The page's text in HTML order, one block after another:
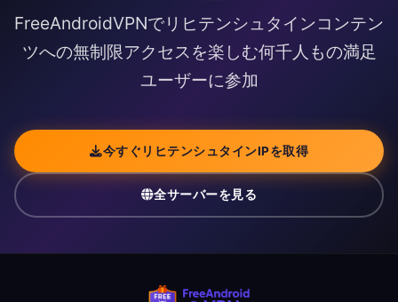
FreeAndroidVPNでリヒテンシュタインコンテン
ツへの無制限アクセスを楽しむ何千人もの満足
ユーザーに参加
今すぐリヒテンシュタインIPを取得
全サーバーを見る